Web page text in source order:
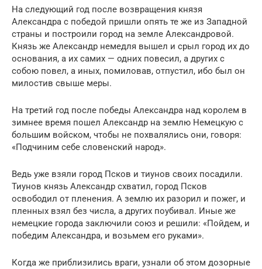
На следующий год после возвращения князя
Александра с победой пришли опять те же из Западной
страны и построили город на земле Александровой.
Князь же Александр немедля вышел и срыл город их до
основания, а их самих — одних повесил, а других с
собою повел, а иных, помиловав, отпустил, ибо был он
милостив свыше меры.
На третий год после победы Александра над королем в
зимнее время пошел Александр на землю Немецкую с
большим войском, чтобы не похвалялись они, говоря:
«Подчиним себе словенский народ».
Ведь уже взяли город Псков и тиунов своих посадили.
Тиунов князь Александр схватил, город Псков
освободил от пленения. А землю их разорил и пожег, и
пленных взял без числа, а других поубивал. Иные же
немецкие города заключили союз и решили: «Пойдем, и
победим Александра, и возьмем его руками».
Когда же приблизились враги, узнали об этом дозорные